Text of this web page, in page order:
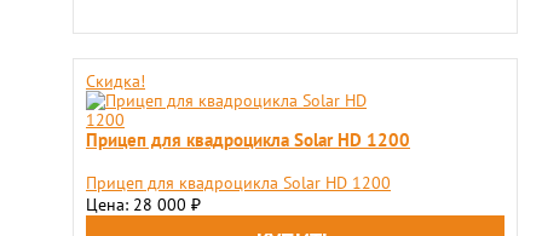
Скидка!
Прицеп для квадроцикла Solar HD 1200
Прицеп для квадроцикла Solar HD 1200
Цена: 28 000 ₽